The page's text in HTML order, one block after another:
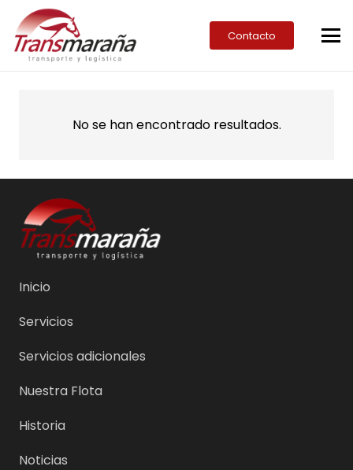
Contacto
No se han encontrado resultados.
Inicio
Servicios
Servicios adicionales
Nuestra Flota
Historia
Noticias